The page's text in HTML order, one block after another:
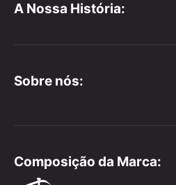
A Nossa História:
Sobre nós:
Composição da Marca: